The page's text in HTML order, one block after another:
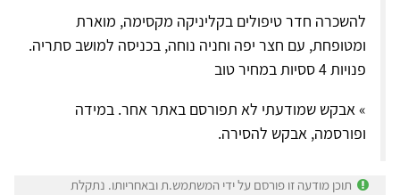
להשכרה חדר טיפולים בקליניקה מקסימה, מוארת
ומטופחת, עם חצר יפה וחניה נוחה, בכניסה למושב סתריה.
פנויות 4 ססיות במחיר טוב
» אבקש שמודעתי לא תפורסם באתר אחר. במידה
ופורסמה, אבקש להסירה.
תוכן מודעה זו פורסם על ידי המשתמש.ת ובאחריותו. נתקלת